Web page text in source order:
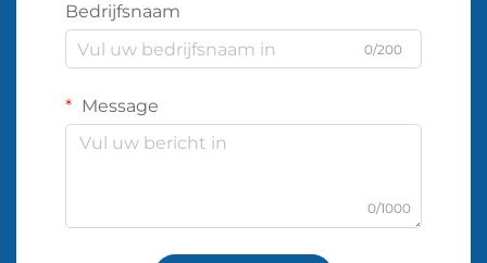
Bedrijfsnaam
0/200
Message
0/1000